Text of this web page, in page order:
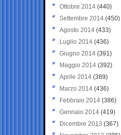
Ottobre 2014 (440)
Settembre 2014 (450)
Agosto 2014 (433)
Luglio 2014 (436)
Giugno 2014 (391)
Maggio 2014 (392)
Aprile 2014 (389)
Marzo 2014 (436)
Febbraio 2014 (386)
Gennaio 2014 (419)
Dicembre 2013 (367)